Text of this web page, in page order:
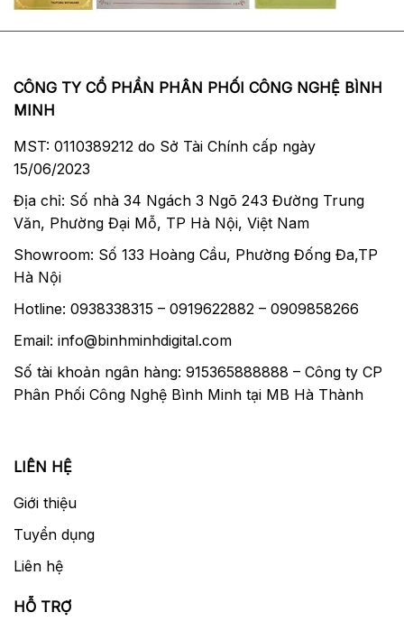
CÔNG TY CỔ PHẦN PHÂN PHỐI CÔNG NGHỆ BÌNH
MINH
MST: 0110389212 do Sở Tài Chính cấp ngày
15/06/2023
Địa chỉ: Số nhà 34 Ngách 3 Ngõ 243 Đường Trung
Văn, Phường Đại Mỗ, TP Hà Nội, Việt Nam
Showroom: Số 133 Hoàng Cầu, Phường Đống Đa,TP
Hà Nội
Hotline: 0938338315 – 0919622882 – 0909858266
Email: info@binhminhdigital.com
Số tài khoản ngân hàng: 915365888888 – Công ty CP
Phân Phối Công Nghệ Bình Minh tại MB Hà Thành
LIÊN HỆ
Giới thiệu
Tuyển dụng
Liên hệ
HỖ TRỢ